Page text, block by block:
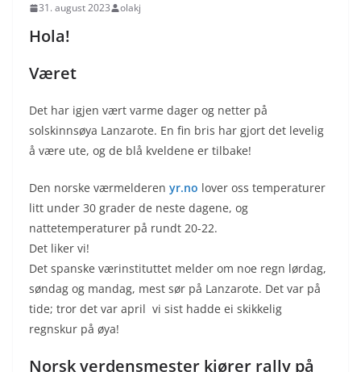
31. august 2023 olakj
Hola!
Været
Det har igjen vært varme dager og netter på
solskinnsøya Lanzarote. En fin bris har gjort det levelig
å være ute, og de blå kveldene er tilbake!
Den norske værmelderen yr.no lover oss temperaturer
litt under 30 grader de neste dagene, og
nattetemperaturer på rundt 20-22.
Det liker vi!
Det spanske værinstituttet melder om noe regn lørdag,
søndag og mandag, mest sør på Lanzarote. Det var på
tide; tror det var april vi sist hadde ei skikkelig
regnskur på øya!
Norsk verdensmester kjører rally på